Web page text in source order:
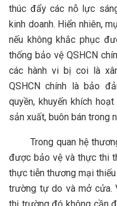
thúc đẩy các nỗ lực
kinh doanh. Hiển nhiên,
nếu không khắc phục
thống bảo vệ QSHCN
các hành vi bị coi là
QSHCN chính là bảo
quyền, khuyến khích
sản xuất, buôn bán trong
Trong quan hệ thương
được bảo vệ và thực thi
thực tiễn thương mại
trường tự do và mở cửa.